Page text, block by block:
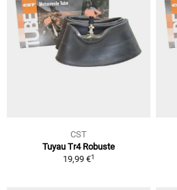
CST
Tuyau Tr4 Robuste
19,99 €1